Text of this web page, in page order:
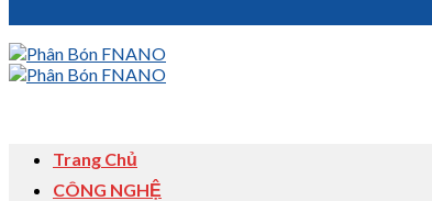
Trang Chủ
CÔNG NGHỆ